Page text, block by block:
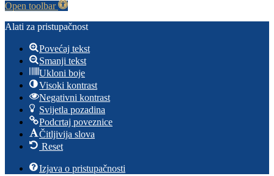
Open toolbar
Alati za pristupačnost
Povećaj tekst
Smanji tekst
Ukloni boje
Visoki kontrast
Negativni kontrast
Svijetla pozadina
Podcrtaj poveznice
Čitljivija slova
Reset
Izjava o pristupačnosti